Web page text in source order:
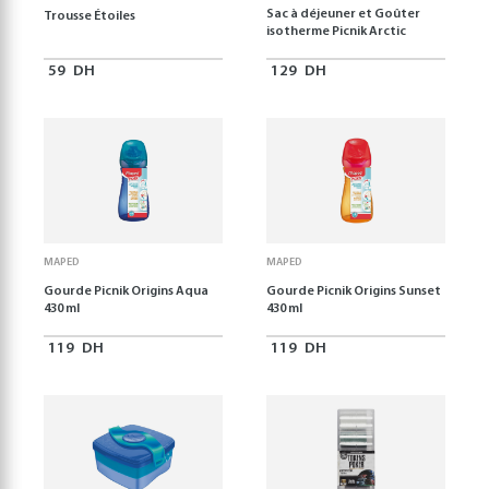
Trousse Étoiles
59 DH
Sac à déjeuner et Goûter
isotherme Picnik Arctic
129 DH
MAPED
Gourde Picnik Origins Aqua
430 ml
119 DH
MAPED
Gourde Picnik Origins Sunset
430 ml
119 DH